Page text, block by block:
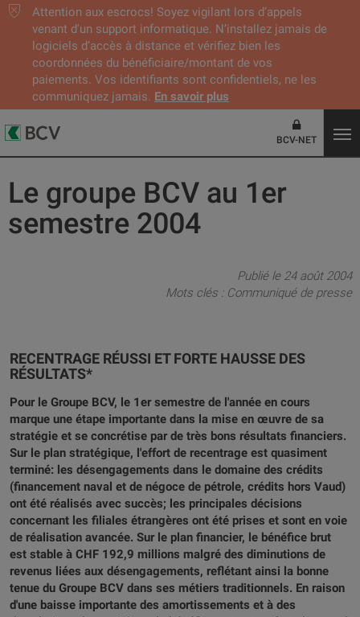
Attention aux escrocs! Soyez vigilant lors d’appels
venant d'un support informatique. N’installez jamais de
logiciels d’accès à distance et vérifiez bien les
coordonnées du bénéficiaire/montant de vos
paiements. Vos identifiants sont confidentiels, ne les
communiquez jamais. En savoir plus
BCV-NET
Le groupe BCV au 1er
semestre 2004
Publié le 24 août 2004
Mots clés : Communiqué de presse
RECENTRAGE RÉUSSI ET FORTE HAUSSE DES
RÉSULTATS*
Pour le Groupe BCV, le 1er semestre de l'année en cours
marque une étape importante dans la mise en œuvre de sa
stratégie et se concrétise par de très bons résultats financiers.
Sur le plan stratégique, l'effort de recentrage est quasiment
terminé: les désengagements dans le domaine des crédits
(financement naval et de négoce de pétrole, crédits hors Vaud)
ont été réalisés avec succès; les principales décisions
concernant les filiales étrangères ont été prises et sont en voie
de réalisation avancée. Sur le plan financier, le bénéfice brut
est stable à CHF 192,9 millions malgré des diminutions de
revenus liées aux désengagements, reflétant ainsi la bonne
tenue du Groupe BCV dans ses métiers traditionnels. En raison
d'une baisse importante des amortissements et à des